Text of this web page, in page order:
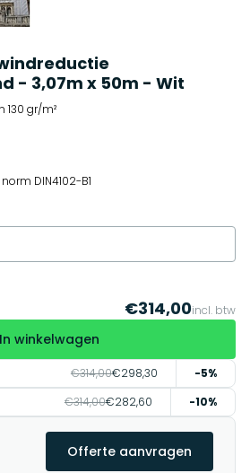
- 3,07m x 50m - Wit
130 gr/m²
DIN4102-B1
€314,00incl. btw
In winkelwagen
€314,00€298,30
-5%
€314,00€282,60 -10%
Offerte aanvragen